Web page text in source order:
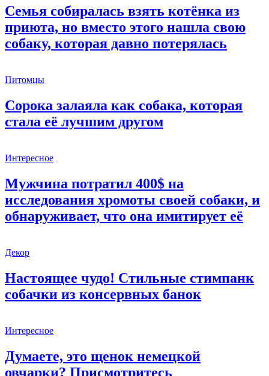
Семья собиралась взять котёнка из
приюта, но вместо этого нашла свою
собаку, которая давно потерялась
Питомцы
Сорока залаяла как собака, которая
стала её лучшим другом
Интересное
Мужчина потратил 400$ на
исследования хромоты своей собаки, и
обнаруживает, что она имитирует её
Декор
Настоящее чудо! Стильные стимпанк
собачки из консервных банок
Интересное
Думаете, это щенок немецкой
овчарки? Присмотритесь